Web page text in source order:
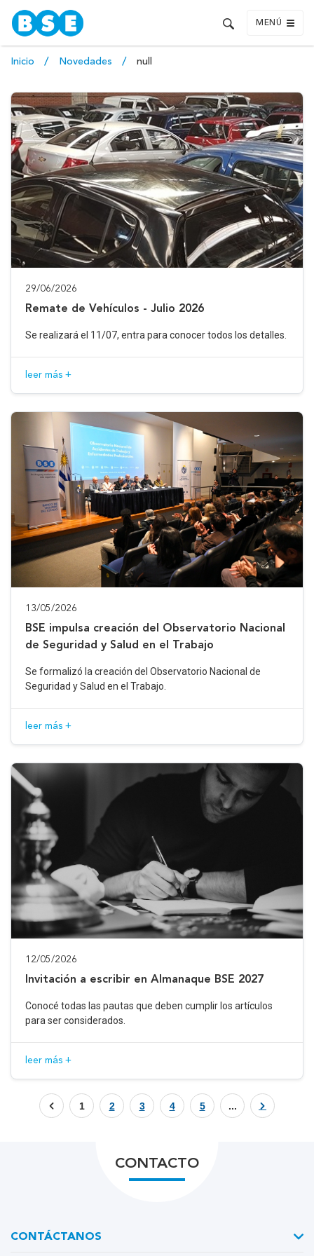
MENÚ
Inicio Novedades null
29/06/2026
Remate de Vehículos - Julio 2026
Se realizará el 11/07, entra para conocer todos los detalles.
leer más +
13/05/2026
BSE impulsa creación del Observatorio Nacional
de Seguridad y Salud en el Trabajo
Se formalizó la creación del Observatorio Nacional de
Seguridad y Salud en el Trabajo.
leer más +
12/05/2026
Invitación a escribir en Almanaque BSE 2027
Conocé todas las pautas que deben cumplir los artículos
para ser considerados.
leer más +
1 2 3 4 5 ...
CONTACTO
CONTÁCTANOS